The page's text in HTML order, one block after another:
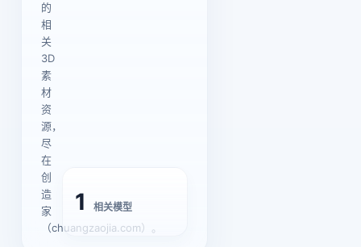
的
相
关
3D
素
材
资
源，
尽
在
创
造
家
（chuangzaojia.com）。
1 相关模型